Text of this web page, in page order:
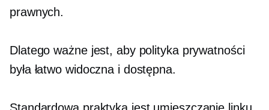
prawnych.
Dlatego ważne jest, aby polityka prywatności
była łatwo widoczna i dostępna.